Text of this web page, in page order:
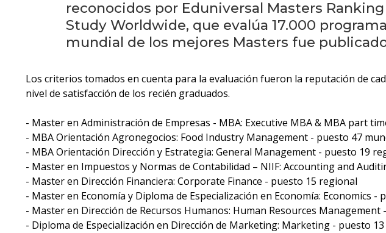
reconocidos por Eduniversal Masters
Study Worldwide, que evalúa 17.000
mundial de los mejores Masters fue publicado
Los criterios tomados en cuenta para la evaluación fueron la reputación de
nivel de satisfacción de los recién graduados.
- Master en Administración de Empresas - MBA: Executive MBA & MBA part
- MBA Orientación Agronegocios: Food Industry Management - puesto 47
- MBA Orientación Dirección y Estrategia: General Management - puesto 19
- Master en Impuestos y Normas de Contabilidad – NIIF: Accounting and
- Master en Dirección Financiera: Corporate Finance - puesto 15 regional
- Master en Economía y Diploma de Especialización en Economía: Economics -
- Master en Dirección de Recursos Humanos: Human Resources
- Diploma de Especialización en Dirección de Marketing: Marketing - puesto